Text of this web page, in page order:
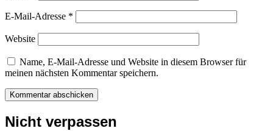
E-Mail-Adresse *
Website
Name, E-Mail-Adresse und Website in diesem Browser für
meinen nächsten Kommentar speichern.
Nicht verpassen